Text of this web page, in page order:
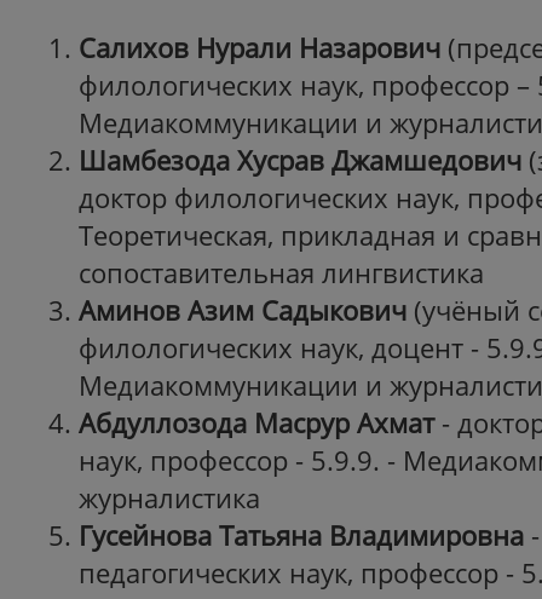
Салихов Нурали Назарович
филологических наук, профессор –
Медиакоммуникации и
Шамбезода Хусрав Джамшедович
доктор филологических наук,
Теоретическая, прикладная и
сопоставительная лингвистика
Аминов Азим Садыкович (учёный
филологических наук, доцент -
Медиакоммуникации и
Абдуллозода Масрур Ахмат-
наук, профессор - 5.9.9. -
журналистика
Гусейнова Татьяна Владимировна
педагогических наук, профессор -